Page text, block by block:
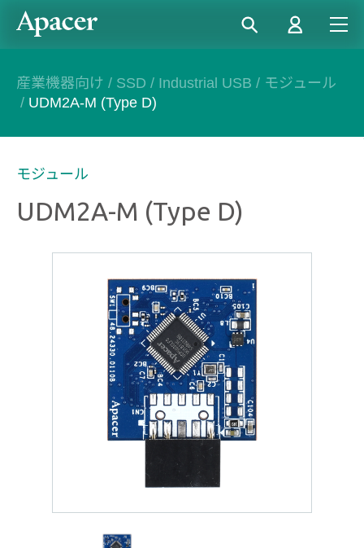
産業機器向け / SSD / Industrial USB / モジュール
/ UDM2A-M (Type D)
モジュール
UDM2A-M (Type D)